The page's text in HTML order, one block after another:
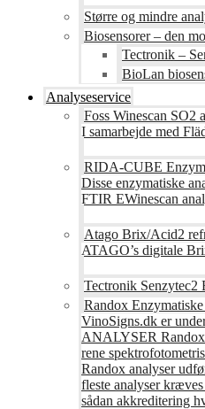
Større og mindre
Biosensorer – den
Tectronik –
BioLan
Analyseservice
Foss Winescan SO2
I samarbejde med
RIDA-CUBE
Disse enzymatiske
FTIR EWinescan
Atago Brix/Acid2
ATAGO’s digitale
Tectronik Senzytec2
Randox
VinoSigns.dk er
ANALYSER Randox
rene
Randox analyser
fleste analyser
sådan akkreditering